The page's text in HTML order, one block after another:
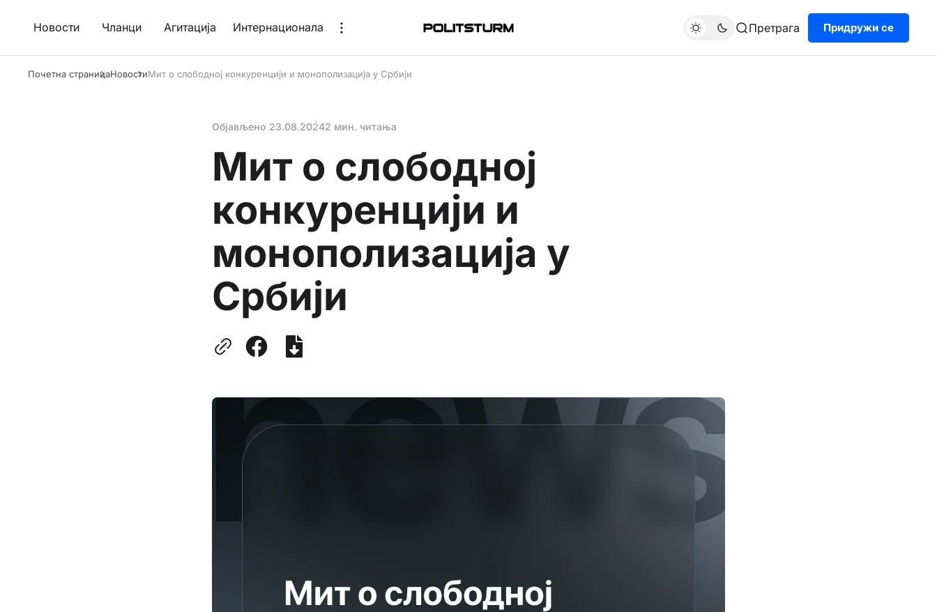
Новости Чланци Агитација Интернационала Претрага Придружи се
Почетна страницаНовостиМит о слободној конкуренцији и монополизација у Србији
Објављено 23.08.20242 мин. читања
Мит о слободној
конкуренцији и
монополизација у
Србији